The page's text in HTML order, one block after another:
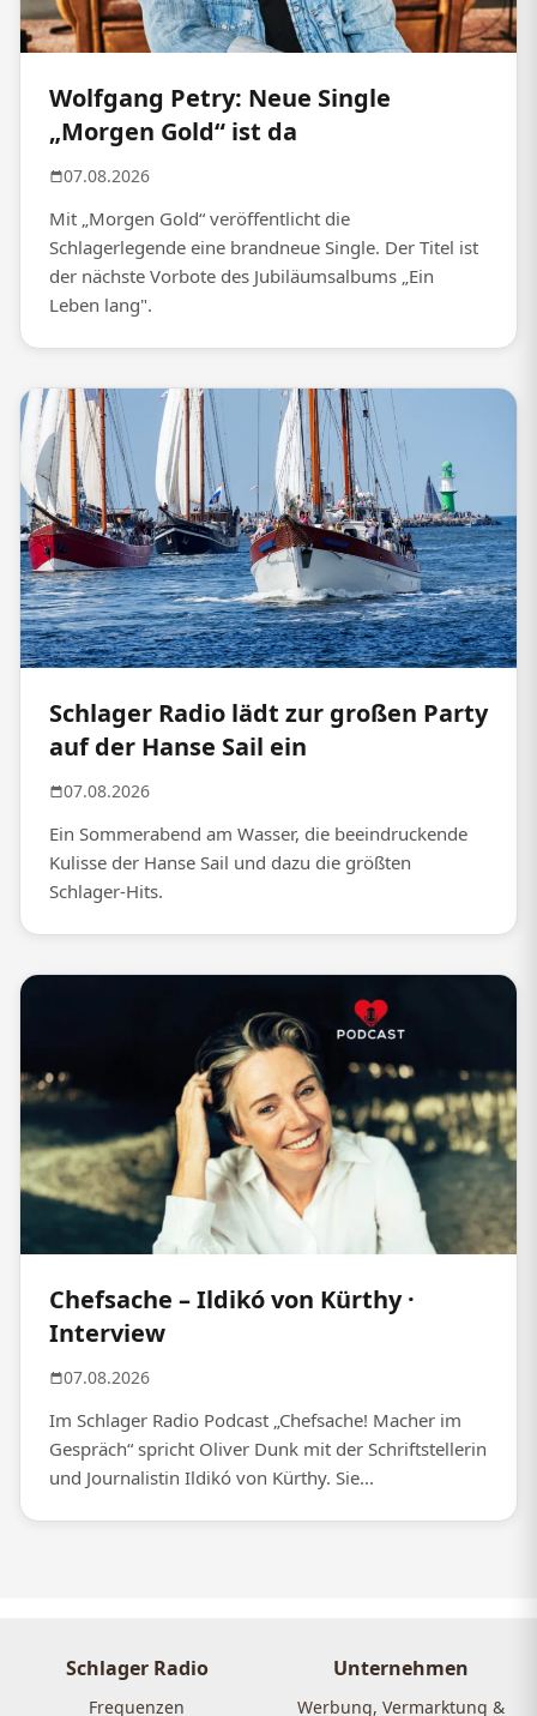
Wolfgang Petry: Neue Single
„Morgen Gold“ ist da
07.08.2026
Mit „Morgen Gold“ veröffentlicht die
Schlagerlegende eine brandneue Single. Der Titel ist
der nächste Vorbote des Jubiläumsalbums „Ein
Leben lang".
Schlager Radio lädt zur großen Party
auf der Hanse Sail ein
07.08.2026
Ein Sommerabend am Wasser, die beeindruckende
Kulisse der Hanse Sail und dazu die größten
Schlager-Hits.
Chefsache – Ildikó von Kürthy ·
Interview
07.08.2026
Im Schlager Radio Podcast „Chefsache! Macher im
Gespräch“ spricht Oliver Dunk mit der Schriftstellerin
und Journalistin Ildikó von Kürthy. Sie...
Schlager Radio
Frequenzen
Unternehmen
Werbung, Vermarktung &